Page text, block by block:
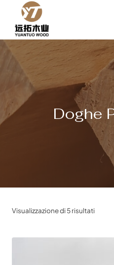
contenuto
Doghe
Visualizzazione di 5 risultati